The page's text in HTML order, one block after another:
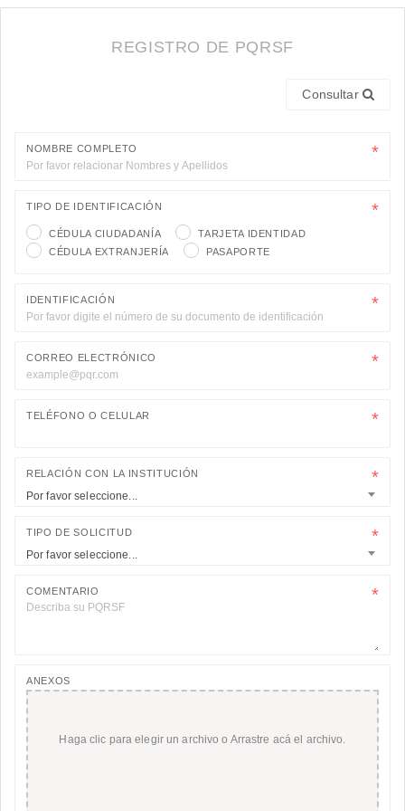
REGISTRO DE PQRSF
Consultar
NOMBRE COMPLETO
TIPO DE IDENTIFICACIÓN
CÉDULA CIUDADANÍA
TARJETA IDENTIDAD
CÉDULA EXTRANJERÍA
PASAPORTE
IDENTIFICACIÓN
CORREO ELECTRÓNICO
TELÉFONO O CELULAR
RELACIÓN CON LA INSTITUCIÓN
Por favor seleccione...
TIPO DE SOLICITUD
Por favor seleccione...
COMENTARIO
ANEXOS
Haga clic para elegir un archivo o Arrastre acá el archivo.